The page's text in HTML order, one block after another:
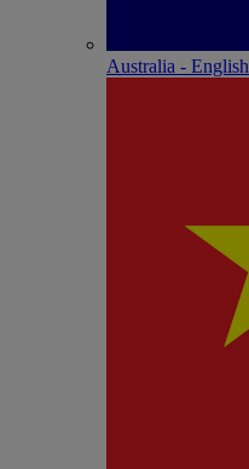
Australia - English